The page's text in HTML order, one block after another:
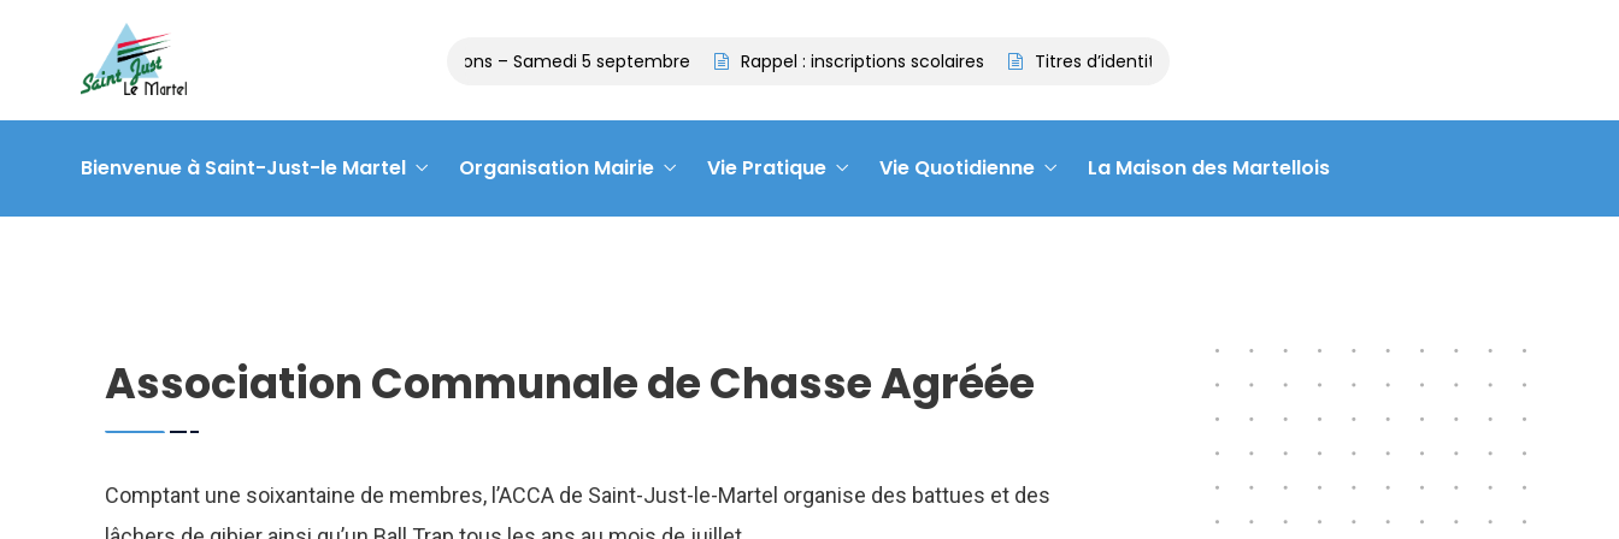
Matinée des associations – Samedi 5 septembre Rappel : inscriptions scolaires Titres d’identité et de voyage à la Maison des Martellois : contactez le
Bienvenue à Saint-Just-le Martel Organisation Mairie Vie Pratique Vie Quotidienne La Maison des Martellois
Association Communale de Chasse Agréée
Comptant une soixantaine de membres, l’ACCA de Saint-Just-le-Martel organise des battues et des